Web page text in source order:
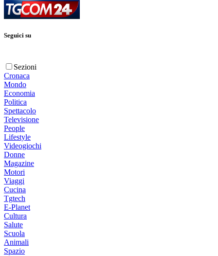
Seguici su
Sezioni
Cronaca
Mondo
Economia
Politica
Spettacolo
Televisione
People
Lifestyle
Videogiochi
Donne
Magazine
Motori
Viaggi
Cucina
Tgtech
E-Planet
Cultura
Salute
Scuola
Animali
Spazio